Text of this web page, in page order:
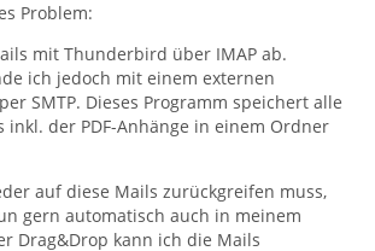
Problem:
mit Thunderbird über IMAP ab.
ich jedoch mit einem externen
SMTP. Dieses Programm speichert alle
inkl. der PDF-Anhänge in einem Ordner
auf diese Mails zurückgreifen muss,
gern automatisch auch in meinem
Drag&Drop kann ich die Mails